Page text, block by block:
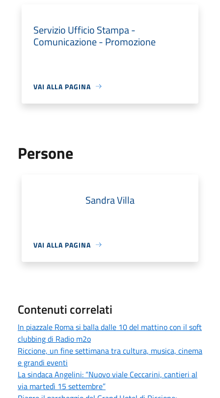
Servizio Ufficio Stampa -
Comunicazione - Promozione
VAI ALLA PAGINA
Persone
Sandra Villa
VAI ALLA PAGINA
Contenuti correlati
In piazzale Roma si balla dalle 10 del mattino con il soft
clubbing di Radio m2o
Riccione, un fine settimana tra cultura, musica, cinema
e grandi eventi
La sindaca Angelini: “Nuovo viale Ceccarini, cantieri al
via martedì 15 settembre”